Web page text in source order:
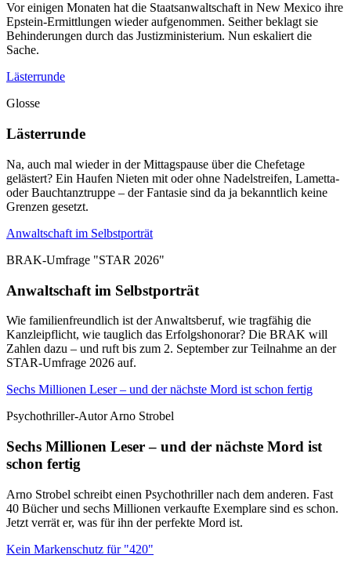
Vor einigen Monaten hat die Staatsanwaltschaft in New Mexico ihre
Epstein-Ermittlungen wieder aufgenommen. Seither beklagt sie
Behinderungen durch das Justizministerium. Nun eskaliert die
Sache.
Lästerrunde
Glosse
Lästerrunde
Na, auch mal wieder in der Mittagspause über die Chefetage
gelästert? Ein Haufen Nieten mit oder ohne Nadelstreifen, Lametta-
oder Bauchtanztruppe – der Fantasie sind da ja bekanntlich keine
Grenzen gesetzt.
Anwaltschaft im Selbstporträt
BRAK-Umfrage "STAR 2026"
Anwaltschaft im Selbstporträt
Wie familienfreundlich ist der Anwaltsberuf, wie tragfähig die
Kanzleipflicht, wie tauglich das Erfolgshonorar? Die BRAK will
Zahlen dazu – und ruft bis zum 2. September zur Teilnahme an der
STAR-Umfrage 2026 auf.
Sechs Millionen Leser – und der nächste Mord ist schon fertig
Psychothriller-Autor Arno Strobel
Sechs Millionen Leser – und der nächste Mord ist
schon fertig
Arno Strobel schreibt einen Psychothriller nach dem anderen. Fast
40 Bücher und sechs Millionen verkaufte Exemplare sind es schon.
Jetzt verrät er, was für ihn der perfekte Mord ist.
Kein Markenschutz für "420"